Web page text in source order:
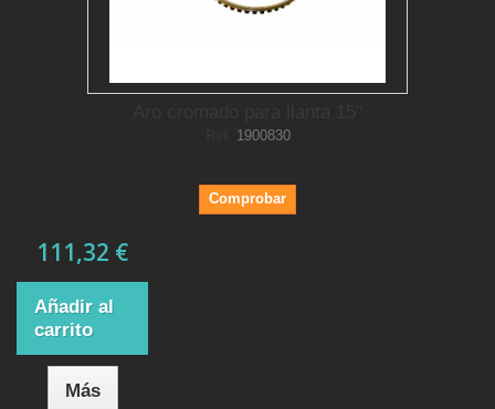
1900830
Comprobar
111,32 €
Añadir al
carrito
Más